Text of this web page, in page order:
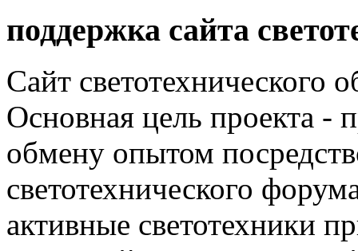
поддержка сайта
Сайт светотехнического
Основная цель проекта -
обмену опытом
светотехнического
активные светотехники